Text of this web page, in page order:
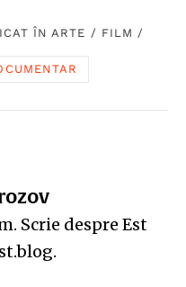
ÎN ARTE / FILM /
Scrie despre Est
.